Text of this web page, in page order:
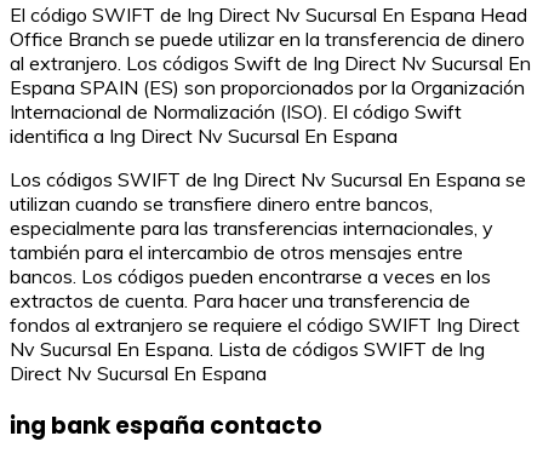
El código SWIFT de Ing Direct Nv Sucursal En Espana Head
Office Branch se puede utilizar en la transferencia de dinero
al extranjero. Los códigos Swift de Ing Direct Nv Sucursal En
Espana SPAIN (ES) son proporcionados por la Organización
Internacional de Normalización (ISO). El código Swift
identifica a Ing Direct Nv Sucursal En Espana
Los códigos SWIFT de Ing Direct Nv Sucursal En Espana se
utilizan cuando se transfiere dinero entre bancos,
especialmente para las transferencias internacionales, y
también para el intercambio de otros mensajes entre
bancos. Los códigos pueden encontrarse a veces en los
extractos de cuenta. Para hacer una transferencia de
fondos al extranjero se requiere el código SWIFT Ing Direct
Nv Sucursal En Espana. Lista de códigos SWIFT de Ing
Direct Nv Sucursal En Espana
ing bank españa contacto